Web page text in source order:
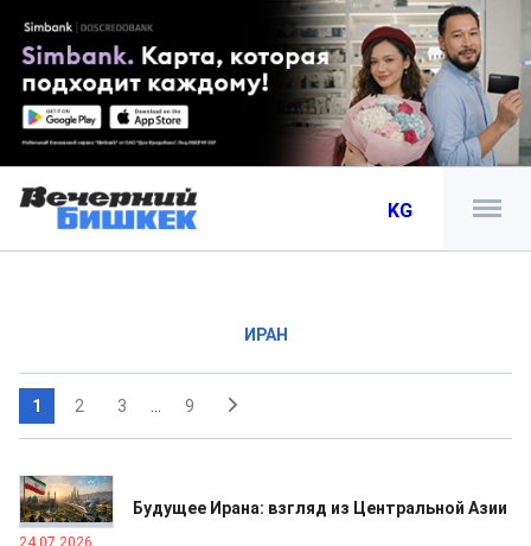
KG
ИРАН
1 2 3 9
04.08.2026
Будущее Ирана: взгляд из Центральной Азии
24.07.2026